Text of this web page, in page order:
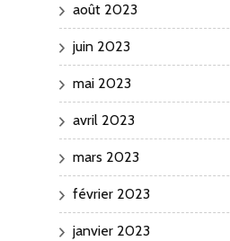
août 2023
juin 2023
mai 2023
avril 2023
mars 2023
février 2023
janvier 2023